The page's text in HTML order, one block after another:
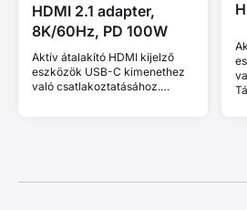
HDMI 2.1 adapter,
8K/60Hz, PD 100W
Aktív átalakító HDMI kijelző
eszközök USB-C kimenethez
való csatlakoztatásához.